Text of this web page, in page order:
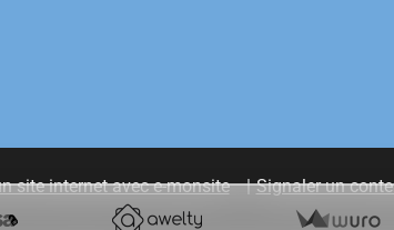
site internet avec e-monsite Signaler un